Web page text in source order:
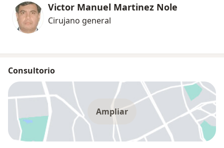
Victor Manuel Martinez Nole
Cirujano general
Consultorio
Ampliar